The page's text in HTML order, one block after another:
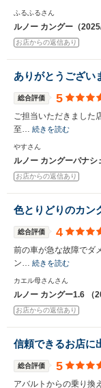
ふるふるさん
ルノー カングー（
お店からの返信あり
ありがとうござい
総合評価 5
ご担当いただきました
至… 続きを読む
やすさん
ルノー カングーパナシ
お店からの返信あり
色とりどりのカン
総合評価 4
前の車が急な故障でダ
ン… 続きを読む
カエル母さんさん
ルノー カングー1.6 （
お店からの返信あり
信頼できるお店に
総合評価 5
アバルトからの乗り換